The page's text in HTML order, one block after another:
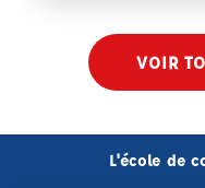
VOIR
L'école de